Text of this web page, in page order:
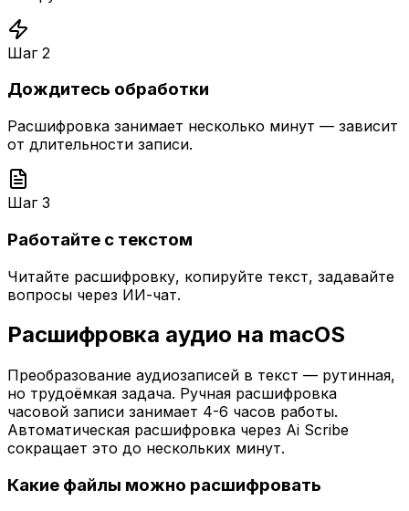
Шаг 2
Дождитесь обработки
Расшифровка занимает несколько минут — зависит
от длительности записи.
Шаг 3
Работайте с текстом
Читайте расшифровку, копируйте текст, задавайте
вопросы через ИИ-чат.
Расшифровка аудио на macOS
Преобразование аудиозаписей в текст — рутинная,
но трудоёмкая задача. Ручная расшифровка
часовой записи занимает 4-6 часов работы.
Автоматическая расшифровка через Ai Scribe
сокращает это до нескольких минут.
Какие файлы можно расшифровать